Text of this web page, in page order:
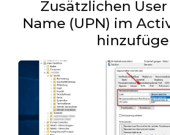
Zusätzlichen
Name (UPN) im